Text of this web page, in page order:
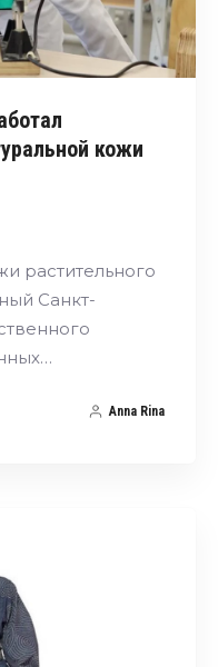
кожи
растительного
Санкт-
Anna Rina